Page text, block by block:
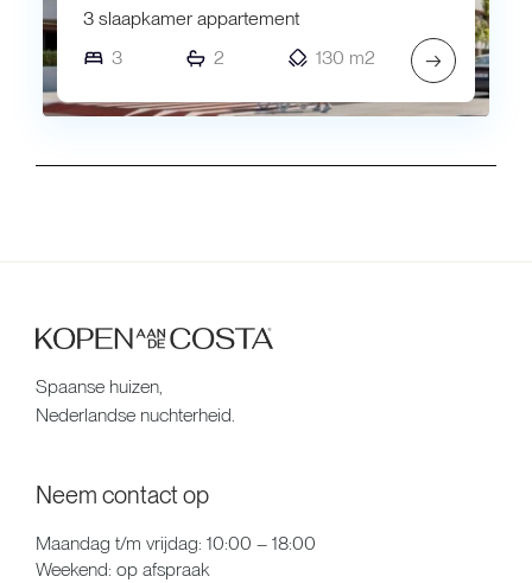
3 slaapkamer appartement
3
2 130 m2 →
Spaanse huizen,
Nederlandse nuchterheid.
Neem contact op
Maandag t/m vrijdag: 10:00 – 18:00
Weekend: op afspraak